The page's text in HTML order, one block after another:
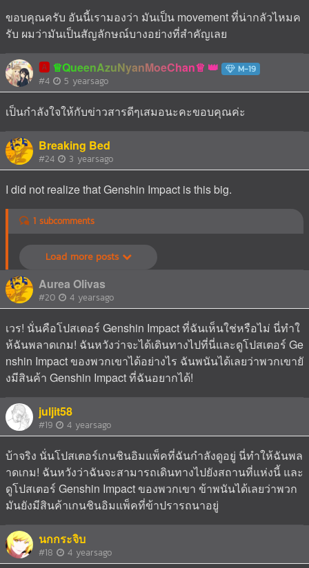
ขอบคุณครับ อันนี้เรามองว่า มันเป็น movement ที่น่ากลัวไหมค
รับ ผมว่ามันเป็นสัญลักษณ์บางอย่างที่สำคัญเลย
🅰️ ♕QueenAzuNyanMoeChan♕ M-19
#4 5 yearsago
เป็นกำลังใจให้กับข่าวสารดีๆเสมอนะคะขอบคุณค่ะ
Breaking Bed
#24 3 yearsago
I did not realize thatGenshin Impact is this big.
1 subcomments
Load more posts
Aurea Olivas
#20 4 yearsago
เวร! นั่นคือโปสเตอร์ Genshin Impact ที่ฉันเห็นใช่หรือไม่ นี่ทำใ
ห้ฉันพลาดเกม! ฉันหวังว่าจะได้เดินทางไปที่นี่และดูโปสเตอร์ Ge
nshin Impact ของพวกเขาได้อย่างไร ฉันพนันได้เลยว่าพวกเขายั
งมีสินค้า Genshin Impact ที่ฉันอยากได้!
juljit58
#19 4 yearsago
บ้าจริง นั่นโปสเตอร์เกนชินอิมแพ็คที่ฉันกำลังดูอยู่ นี่ทำให้ฉันพล
าดเกม! ฉันหวังว่าฉันจะสามารถเดินทางไปยังสถานที่แห่งนี้ และ
ดูโปสเตอร์ Genshin Impact ของพวกเขา ข้าพนันได้เลยว่าพวก
มันยังมีสินค้าเกนชินอิมแพ็คที่ข้าปรารถนาอยู่
นกกระจิบ
#18 4 yearsago